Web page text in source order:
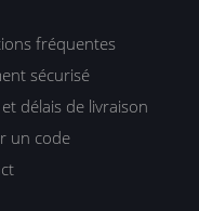
fréquentes
sécurisé
délais de livraison
un code